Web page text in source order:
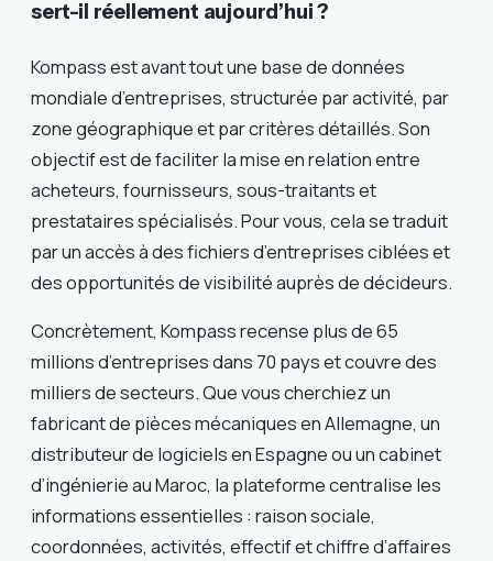
sert-il réellement aujourd’hui ?
Kompass est avant tout une base de données
mondiale d’entreprises, structurée par activité, par
zone géographique et par critères détaillés. Son
objectif est de faciliter la mise en relation entre
acheteurs, fournisseurs, sous-traitants et
prestataires spécialisés. Pour vous, cela se traduit
par un accès à des fichiers d’entreprises ciblées et
des opportunités de visibilité auprès de décideurs.
Concrètement, Kompass recense plus de 65
millions d’entreprises dans 70 pays et couvre des
milliers de secteurs. Que vous cherchiez un
fabricant de pièces mécaniques en Allemagne, un
distributeur de logiciels en Espagne ou un cabinet
d’ingénierie au Maroc, la plateforme centralise les
informations essentielles : raison sociale,
coordonnées, activités, effectif et chiffre d’affaires